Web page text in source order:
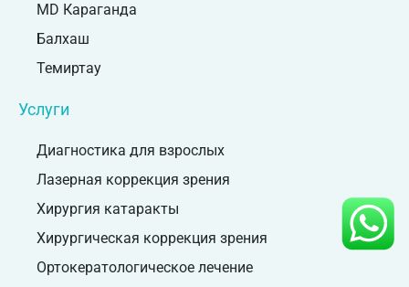
MD Караганда
Балхаш
Темиртау
Услуги
Диагностика для взрослых
Лазерная коррекция зрения
Хирургия катаракты
Хирургическая коррекция зрения
Ортокератологическое лечение